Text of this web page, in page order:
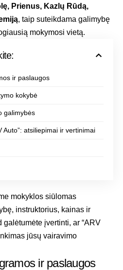
Prienus, Kazlų Rūdą,
, taip suteikdama galimybę
mokymosi vietą.
ir paslaugos
kokybė
galimybės
Auto”: atsiliepimai ir vertinimai
mokyklos siūlomas
instruktorius, kainas ir
įvertinti, ar “ARV
jūsų vairavimo
ir paslaugos